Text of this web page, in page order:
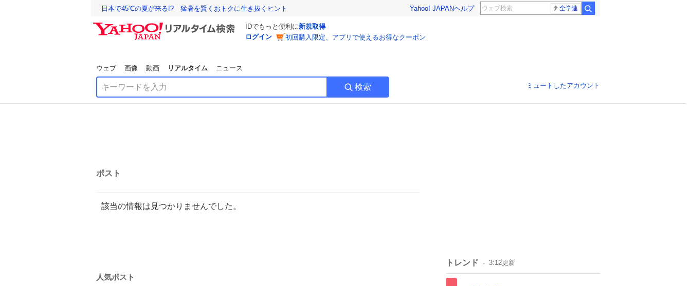
日本で45℃の夏が来る!? 猛暑を賢くおトクに生き抜くヒント Yahoo! JAPANヘルプ 全学連
IDでもっと便利に新規取得
ログイン
初回購入限定、アプリで使えるお得なクーポン
ウェブ 画像 動画 リアルタイム ニュース
検索 ミュートしたアカウント
ポスト
該当の情報は見つかりませんでした。
人気ポスト
トレンド 3:12更新